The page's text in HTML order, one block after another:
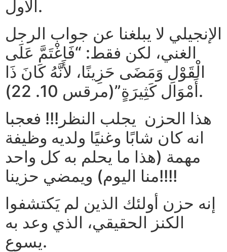
الأول.
الإنجيلي لا يبلغنا عن جواب الرجل
الغني، لكن فقط: “فَاغْتَمَّ عَلَى
الْقَوْلِ وَمَضَى حَزِينًا، لأَنَّهُ كَانَ ذَا
أَمْوَال كَثِيرَةٍ”(مرقس 10. 22).
هذا الحزن يجلب النظر!!! فعجبا
انه كان شابًا وغنيًا ولديه وظيفة
مهمة (هذا ما يحلم به كل واحد
منا اليوم) ويمضي حزينا!!!!
إنه حزن أولئك الذين لم يَكتشفوا
الكنز الحقيقي، الذي وعد به
يسوع.